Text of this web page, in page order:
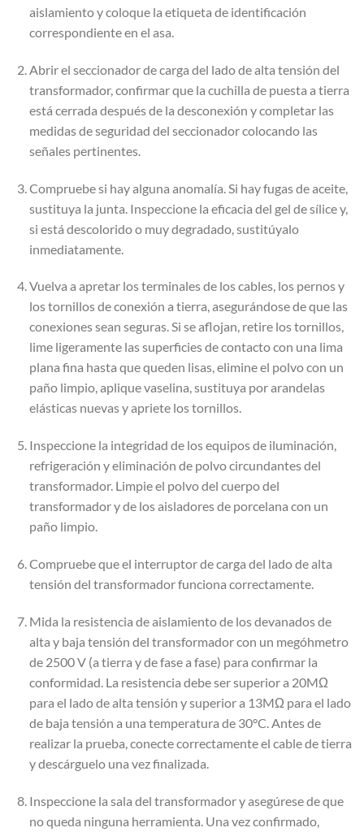
aislamiento y coloque la etiqueta de identificación
correspondiente en el asa.
Abrir el seccionador de carga del lado de alta tensión del
transformador, confirmar que la cuchilla de puesta a tierra
está cerrada después de la desconexión y completar las
medidas de seguridad del seccionador colocando las
señales pertinentes.
Compruebe si hay alguna anomalía. Si hay fugas de aceite,
sustituya la junta. Inspeccione la eficacia del gel de sílice y,
si está descolorido o muy degradado, sustitúyalo
inmediatamente.
Vuelva a apretar los terminales de los cables, los pernos y
los tornillos de conexión a tierra, asegurándose de que las
conexiones sean seguras. Si se aflojan, retire los tornillos,
lime ligeramente las superficies de contacto con una lima
plana fina hasta que queden lisas, elimine el polvo con un
paño limpio, aplique vaselina, sustituya por arandelas
elásticas nuevas y apriete los tornillos.
Inspeccione la integridad de los equipos de iluminación,
refrigeración y eliminación de polvo circundantes del
transformador. Limpie el polvo del cuerpo del
transformador y de los aisladores de porcelana con un
paño limpio.
Compruebe que el interruptor de carga del lado de alta
tensión del transformador funciona correctamente.
Mida la resistencia de aislamiento de los devanados de
alta y baja tensión del transformador con un megóhmetro
de 2500 V (a tierra y de fase a fase) para confirmar la
conformidad. La resistencia debe ser superior a 20MΩ
para el lado de alta tensión y superior a 13MΩ para el lado
de baja tensión a una temperatura de 30°C. Antes de
realizar la prueba, conecte correctamente el cable de tierra
y descárguelo una vez finalizada.
Inspeccione la sala del transformador y asegúrese de que
no queda ninguna herramienta. Una vez confirmado,